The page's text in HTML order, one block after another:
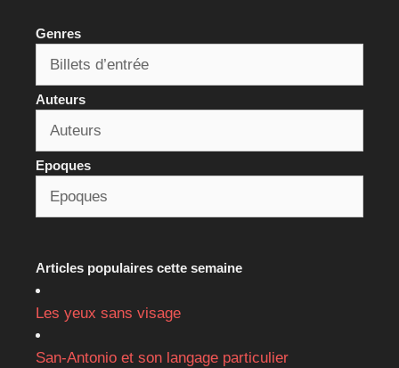
Genres
Auteurs
Epoques
Articles populaires cette semaine
Les yeux sans visage
San-Antonio et son langage particulier